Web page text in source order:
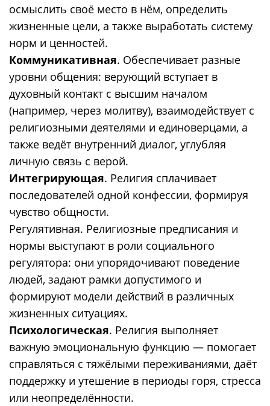
осмыслить своё место в нём, определить
жизненные цели, а также выработать систему
норм и ценностей.
Коммуникативная. Обеспечивает разные
уровни общения: верующий вступает в
духовный контакт с высшим началом
(например, через молитву), взаимодействует с
религиозными деятелями и единоверцами, а
также ведёт внутренний диалог, углубляя
личную связь с верой.
Интегрирующая. Религия сплачивает
последователей одной конфессии, формируя
чувство общности.
Регулятивная. Религиозные предписания и
нормы выступают в роли социального
регулятора: они упорядочивают поведение
людей, задают рамки допустимого и
формируют модели действий в различных
жизненных ситуациях.
Психологическая. Религия выполняет
важную эмоциональную функцию — помогает
справляться с тяжёлыми переживаниями, даёт
поддержку и утешение в периоды горя, стресса
или неопределённости.